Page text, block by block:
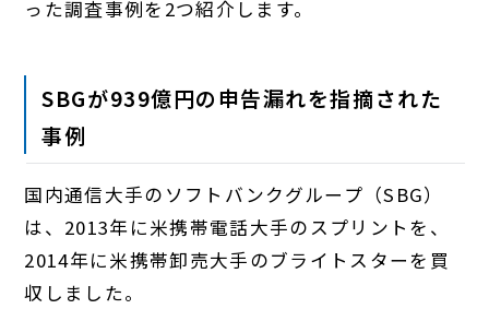
った調査事例を2つ紹介します。
SBGが939億円の申告漏れを指摘された
事例
国内通信大手のソフトバンクグループ（SBG）
は、2013年に米携帯電話大手のスプリントを、
2014年に米携帯卸売大手のブライトスターを買
収しました。